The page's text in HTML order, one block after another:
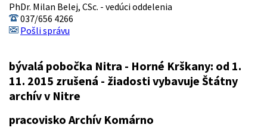
PhDr. Milan Belej, CSc. - vedúci oddelenia
037/656 4266
Pošli správu
bývalá pobočka Nitra - Horné Krškany: od 1.
11. 2015 zrušená - žiadosti vybavuje Štátny
archív v Nitre
pracovisko Archív Komárno